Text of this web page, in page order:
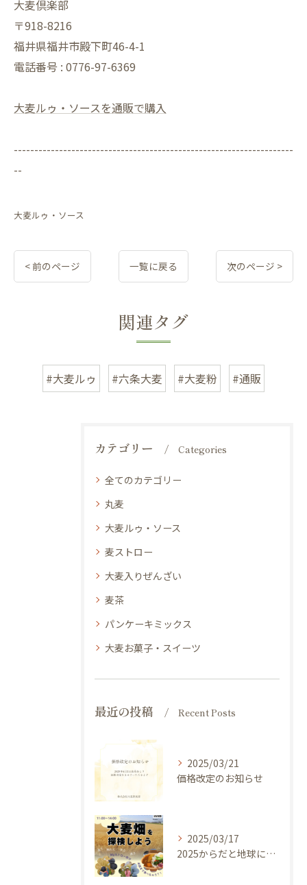
大麦倶楽部
〒918-8216
福井県福井市殿下町46-4-1
電話番号 : 0776-97-6369
大麦ルゥ・ソースを通販で購入
--------------------------------------------------------------------
--
大麦ルゥ・ソース
< 前のページ 一覧に戻る 次のページ >
関連タグ
#大麦ルゥ #六条大麦 #大麦粉 #通販
カテゴリー Categories
全てのカテゴリー
丸麦
大麦ルゥ・ソース
麦ストロー
大麦入りぜんざい
麦茶
パンケーキミックス
大麦お菓子・スイーツ
最近の投稿 Recent Posts
2025/03/21
価格改定のお知らせ
2025/03/17
2025からだと地球にやさしい大麦de体験しよう ～ 今年のキャッチフレーズは 『大麦畑を探検しよう！』イベントのご案内